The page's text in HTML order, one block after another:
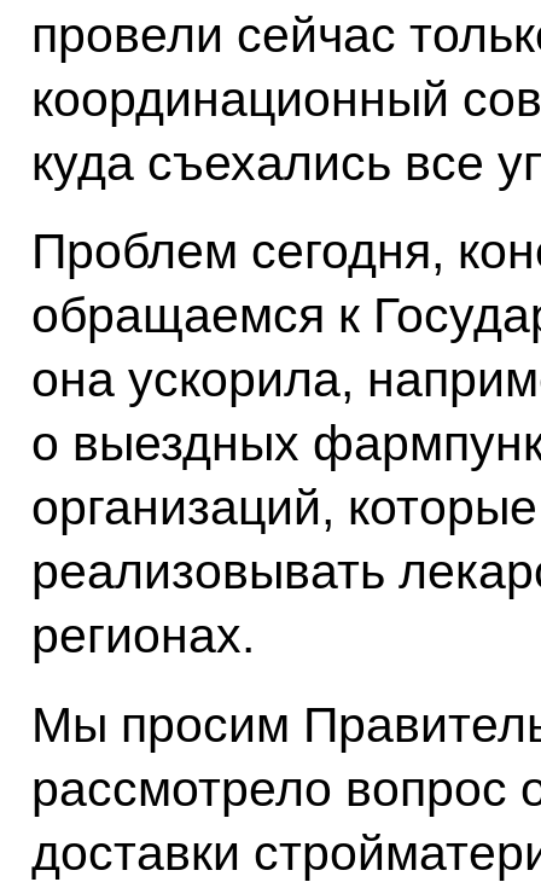
провели сейчас
координационный
куда съехались все
Проблем сегодня,
обращаемся к
она ускорила,
о выездных
организаций,
реализовывать
регионах.
Мы просим
рассмотрело вопрос
доставки